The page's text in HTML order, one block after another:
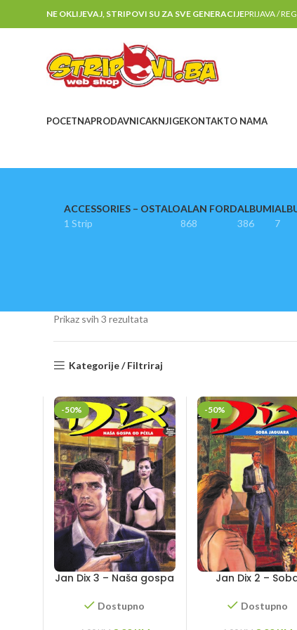
NE OKLIJEVAJ, STRIPOVI SU ZA SVE GENERACIJEPRIJAVA /
POCETNAPRODAVNICAKNJIGEKONTAKTO NAMA
ACCESSORIES – OSTALO
1 Strip
ALAN FORD
868
ALBUMI
386
7
Prikaz svih 3 rezultata
Kategorije / Filtriraj
-50%
Jan Dix 3 – Naša gospa
Dostupno
-50%
Jan Dix 2 –
Dostupno